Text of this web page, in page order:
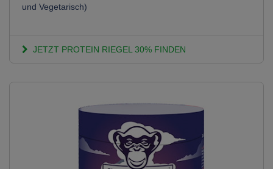
und Vegetarisch)
JETZT PROTEIN RIEGEL 30% FINDEN